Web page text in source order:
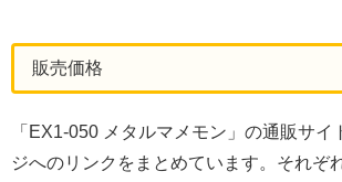
販売価格
「EX1-050 メタルマメモン」の通販サイ
ジへのリンクをまとめています。それぞ